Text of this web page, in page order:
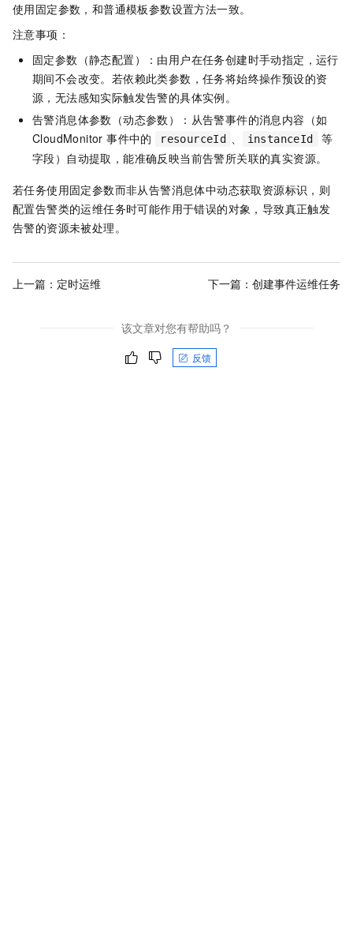
使用固定参数，和普通模板参数设置方法一致。
注意事项：
固定参数（静态配置）：由用户在任务创建时手动指定，运行
期间不会改变。若依赖此类参数，任务将始终操作预设的资
源，无法感知实际触发告警的具体实例。
告警消息体参数（动态参数）：从告警事件的消息内容（如
CloudMonitor 事件中的
resourceId 、 instanceId
等
字段）自动提取，能准确反映当前告警所关联的真实资源。
若任务使用固定参数而非从告警消息体中动态获取资源标识，则
配置告警类的运维任务时可能作用于错误的对象，导致真正触发
告警的资源未被处理。
上一篇： 定时运维 下一篇： 创建事件运维任务
该文章对您有帮助吗？
反馈